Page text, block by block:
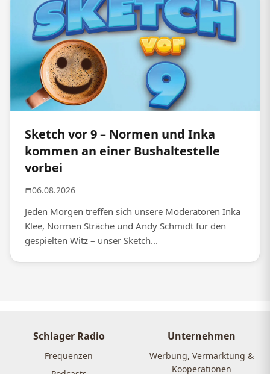
Sketch vor 9 – Normen und Inka
kommen an einer Bushaltestelle
vorbei
06.08.2026
Jeden Morgen treffen sich unsere Moderatoren Inka
Klee, Normen Sträche und Andy Schmidt für den
gespielten Witz – unser Sketch...
Schlager Radio
Frequenzen
Unternehmen
Werbung, Vermarktung &
Kooperationen